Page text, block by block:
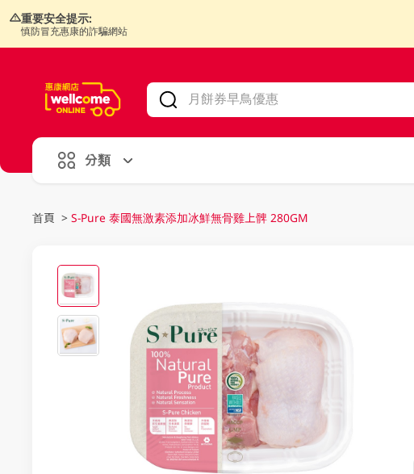
重要安全提示:
慎防冒充惠康的詐騙網站
分類
首頁 > S-Pure 泰國無激素添加冰鮮無骨雞上髀 280GM